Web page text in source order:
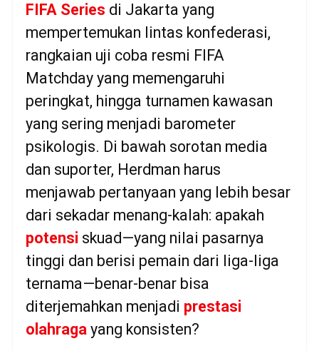
FIFA Series di Jakarta yang
mempertemukan lintas konfederasi,
rangkaian uji coba resmi FIFA
Matchday yang memengaruhi
peringkat, hingga turnamen kawasan
yang sering menjadi barometer
psikologis. Di bawah sorotan media
dan suporter, Herdman harus
menjawab pertanyaan yang lebih besar
dari sekadar menang-kalah: apakah
potensi skuad—yang nilai pasarnya
tinggi dan berisi pemain dari liga-liga
ternama—benar-benar bisa
diterjemahkan menjadi prestasi
olahraga yang konsisten?